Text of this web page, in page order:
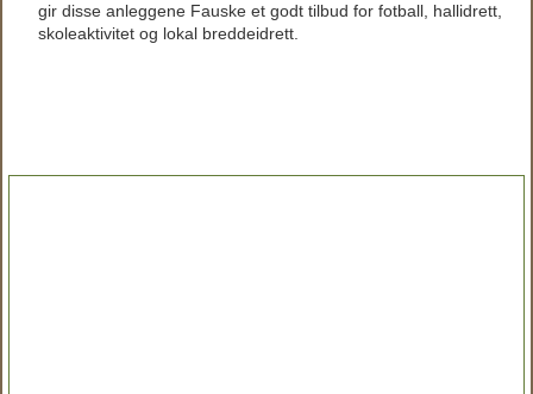
gir disse anleggene Fauske et godt tilbud for fotball, hallidrett,
skoleaktivitet og lokal breddeidrett.